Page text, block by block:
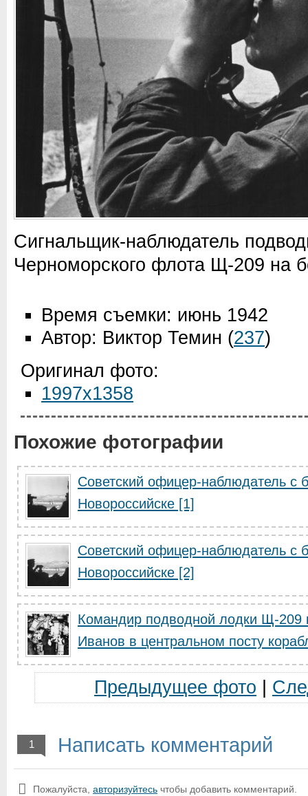
Сигнальщик-наблюдатель
Черноморского флота Щ-209 на
Время съемки: июнь 1942
Автор: Виктор Темин (237)
Оригинал фото:
1997x1358
Похожие фотографии
Советский офицер-наблюдатель с
Новороссийске [1]
Советский офицер-наблюдатель с
Новороссийске [2]
Командир подводной лодки Щ-209
Иванов в центральном посту
Предыдущее фото
1 Написать комментарий
Пожалуйста, авторизуйтесь чтобы добавить комментарий.